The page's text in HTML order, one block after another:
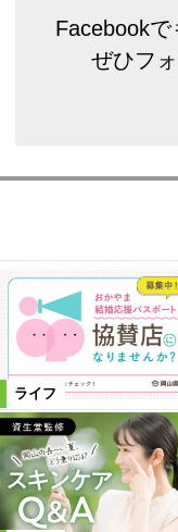
Facebookで
ぜひフ
ライフ